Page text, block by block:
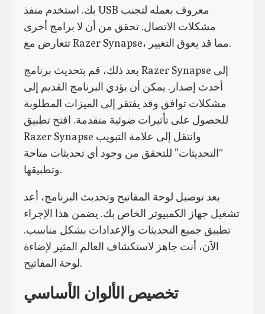
بك. استخدم منفذ USB معروف بعمله لتجنب
مشكلات الاتصال. تحقق من أن لا برامج أخرى
تتعارض مع Razer Synapse، مما قد يعوق التغيير.
بعد ذلك، قم بتحديث برنامج Razer Synapse إلى
أحدث إصدار. يمكن أن يؤدي البرنامج القديم إلى
مشكلات توافق وقد يفتقر إلى الميزات المطلوبة
للحصول على تأثيرات ضوئية متقدمة. افتح تطبيق
Razer Synapse وانتقل إلى علامة التبويب
“التحديثات” للتحقق من وجود أي تحديثات متاحة
وتطبيقها.
بعد توصيل لوحة المفاتيح وتحديث البرنامج، أعد
تشغيل جهاز الكمبيوتر الخاص بك. يضمن هذا الإجراء
تطبيق جميع التحديثات والإعدادات بشكل مناسب.
الآن، أنت جاهز لاستكشاف العالم المثير لإضاءة
لوحة المفاتيح.
تخصيص الألوان الأساسي